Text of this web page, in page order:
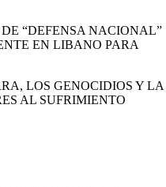
“DEFENSA NACIONAL”
EN LIBANO PARA
LOS GENOCIDIOS Y LA
AL SUFRIMIENTO